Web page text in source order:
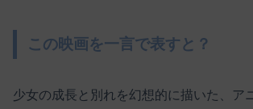
この映画を一言で表すと？
少女の成長と別れを幻想的に描いた、ア